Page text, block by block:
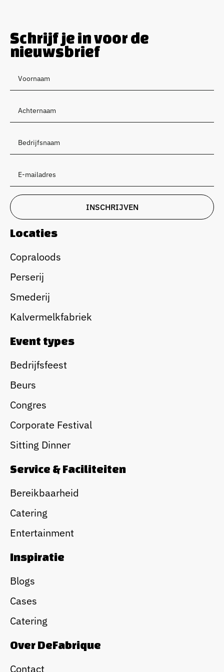
Schrijf je in voor de
nieuwsbrief
Locaties
Copraloods
Perserij
Smederij
Kalvermelkfabriek
Event types
Bedrijfsfeest
Beurs
Congres
Corporate Festival
Sitting Dinner
Service & Faciliteiten
Bereikbaarheid
Catering
Entertainment
Inspiratie
Blogs
Cases
Catering
Over DeFabrique
Contact